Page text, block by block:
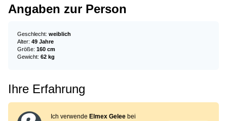
Angaben zur Person
Geschlecht: weiblich
Alter: 49 Jahre
Größe: 160 cm
Gewicht: 62 kg
Ihre Erfahrung
Ich verwende Elmex Gelee bei